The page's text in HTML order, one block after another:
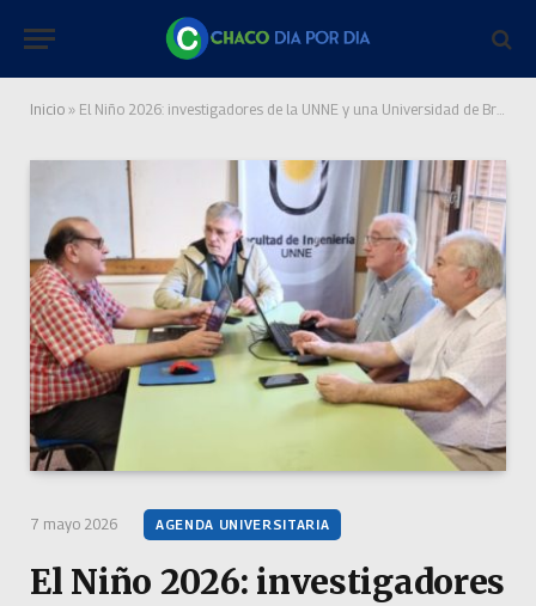
Inicio » El Niño 2026: investigadores de la UNNE y una Universidad de Brasil conforman un observatorio del fenómeno climático
7 mayo 2026 AGENDA UNIVERSITARIA
El Niño 2026: investigadores